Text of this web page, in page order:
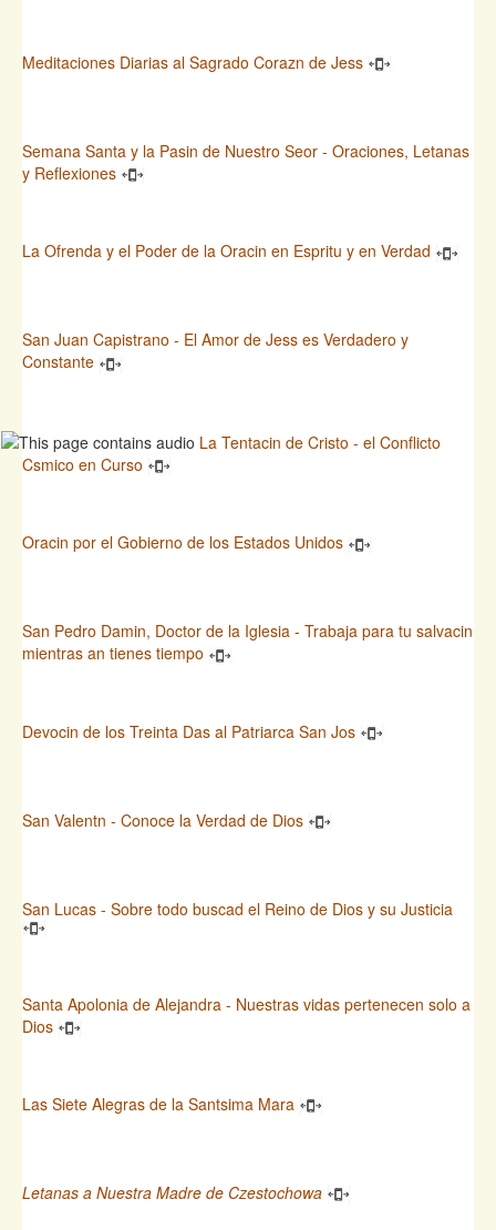
Meditaciones Diarias al Sagrado Corazn de Jess
Semana Santa y la Pasin de Nuestro Seor - Oraciones, Letanas
y Reflexiones
La Ofrenda y el Poder de la Oracin en Espritu y en Verdad
San Juan Capistrano - El Amor de Jess es Verdadero y
Constante
La Tentacin de Cristo - el Conflicto
Csmico en Curso
Oracin por el Gobierno de los Estados Unidos
San Pedro Damin, Doctor de la Iglesia - Trabaja para tu salvacin
mientras an tienes tiempo
Devocin de los Treinta Das al Patriarca San Jos
San Valentn - Conoce la Verdad de Dios
San Lucas - Sobre todo buscad el Reino de Dios y su Justicia
Santa Apolonia de Alejandra - Nuestras vidas pertenecen solo a
Dios
Las Siete Alegras de la Santsima Mara
Letanas a Nuestra Madre de Czestochowa